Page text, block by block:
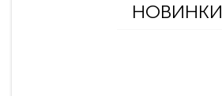
НОВИНКИ